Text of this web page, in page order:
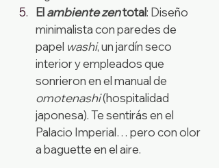
El ambiente zen total: Diseño
minimalista con paredes de
papel washi, un jardín seco
interior y empleados que
sonrieron en el manual de
omotenashi (hospitalidad
japonesa). Te sentirás en el
Palacio Imperial… pero con olor
a baguette en el aire.